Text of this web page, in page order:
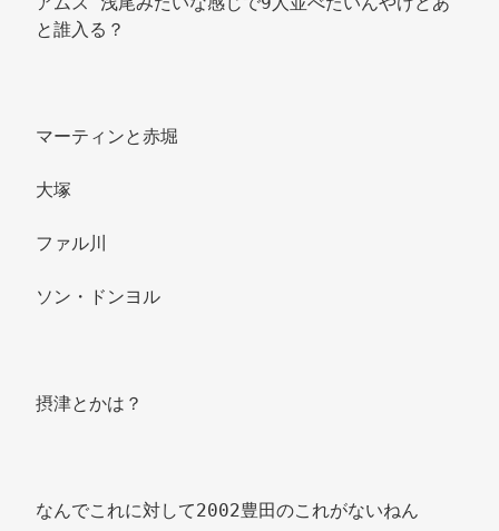
と誰入る？
マーティンと赤堀
大塚
ファル川
ソン・ドンヨル
摂津とかは？
なんでこれに対して2002豊田のこれがないねん